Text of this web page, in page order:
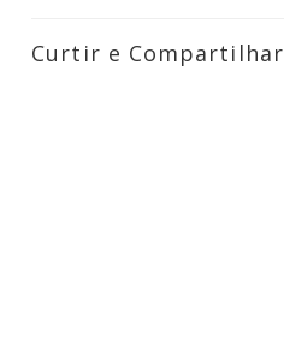
Curtir e Compartilhar